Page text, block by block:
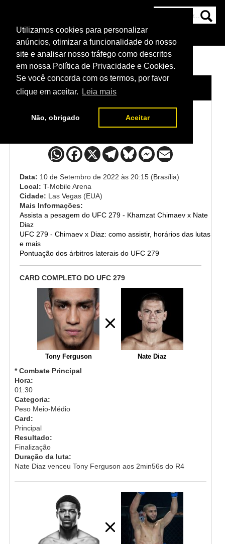
Utilizamos cookies para personalizar
anúncios, otimizar a funcionalidade do nosso
site e analisar nosso tráfego como descritos
em nossa Política de Privacidade e Cookies.
Se você concorda com os termos, por favor
clique em aceitar.
Leia mais
Não, obrigado Aceitar
NOTÍCIAS
HOME EVENTO / UFC 279
UFC 279
Data: 10 de Setembro de 2022 às 20:15 (Brasília)
Local: T-Mobile Arena
Cidade: Las Vegas (EUA)
Mais Informações:
Assista a pesagem do UFC 279 - Khamzat Chimaev x Nate
Diaz
UFC 279 - Chimaev x Diaz: como assistir, horários das lutas
e mais
Pontuação dos árbitros laterais do UFC 279
CARD COMPLETO DO UFC 279
Tony Ferguson Nate Diaz
* Combate Principal
Hora:
01:30
Categoria:
Peso Meio-Médio
Card:
Principal
Resultado:
Finalização
Duração da luta:
Nate Diaz venceu Tony Ferguson aos 2min56s do R4